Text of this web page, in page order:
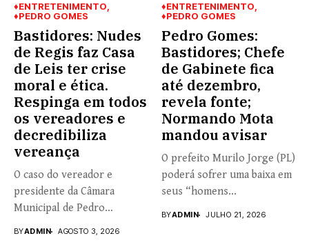
♦ENTRETENIMENTO
♦PEDRO GOMES
Bastidores: Nudes
de Regis faz Casa
de Leis ter crise
moral e ética.
Respinga em todos
os vereadores e
decredibiliza
vereança
O caso do vereador e
presidente da Câmara
Municipal de Pedro
BYADMIN AGOSTO 3, 2026
♦ENTRETENIMENTO
♦PEDRO GOMES
Pedro Gomes:
Bastidores; Chefe
de Gabinete fica
até dezembro,
revela fonte;
Normando Mota
mandou avisar
O prefeito Murilo Jorge (PL)
poderá sofrer uma baixa em
seus “homens...
BYADMIN JULHO 21, 2026